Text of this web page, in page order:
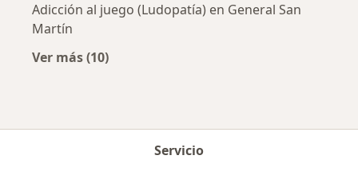
Adicción al juego (Ludopatía) en General San
Martín
Ver más (10)
Servicio